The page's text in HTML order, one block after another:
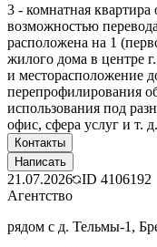
3 - комнатная
возможностью
расположена на 1
жилого дома в центре
и месторасположение
перепрофилирования
использования под
офис, сфера услуг и т.
Контакты
Написать
21.07.2026 ID 4106192
Агентство
рядом с д. Тельмы-1,